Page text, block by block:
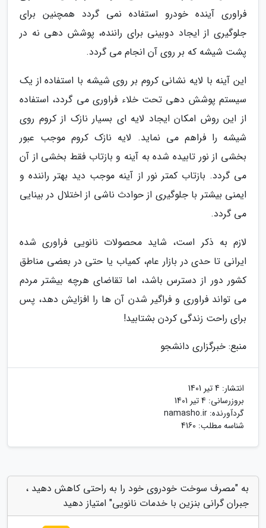
فراوری آینده خودرو استفاده نمی گردد همچنین برای
جلوگیری از ایجاد دوبینی برای راننده، پوشش دهی نه در
پشت شیشه که بر روی آن انجام می گردد.
این آینه با لایه نشانی کروم بر روی شیشه با استفاده از یک
سیستم پوشش دهی تحت خلاء فراوری می گردد، استفاده
از این روش امکان ایجاد لایه ای بسیار نازک از کروم روی
شیشه را فراهم می نماید. لایه نازک کروم موجب عبور
بخشی از نور تابیده شده به آینه و بازتاب فقط بخشی از آن
می گردد. بازتاب کمتر نور از آینه موجب دید بهتر راننده و
ایمنی بیشتر با جلوگیری از حوادث ناشی از اختلال در بینایی
می گردد.
لازم به ذکر است، شاید محصولات نانویی فراوری شده
ایرانی تا حدی در بازار عام، کمیاب یا حتی در بعضی مناطق
کشور دور از دسترس باشد، اما تقاضای هرچه بیشتر مردم
می تواند فراوری و فراگیر شدن آن ها را افزایش دهد، پس
برای راحت زندگی کردن بشتابید!
منبع: خبرگزاری دانشجو
انتشار: 4 تیر 1401
بروزرسانی: 4 تیر 1401
گردآورنده: namasho.ir
شناسه مطلب: 4160
به "مصرف سوخت خودروی خود را به راحتی کاهش دهید ،
جبران گرانی بنزین با خدمات نانویی" امتیاز دهید